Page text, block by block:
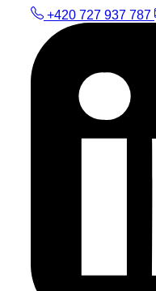
+420 727 937 787